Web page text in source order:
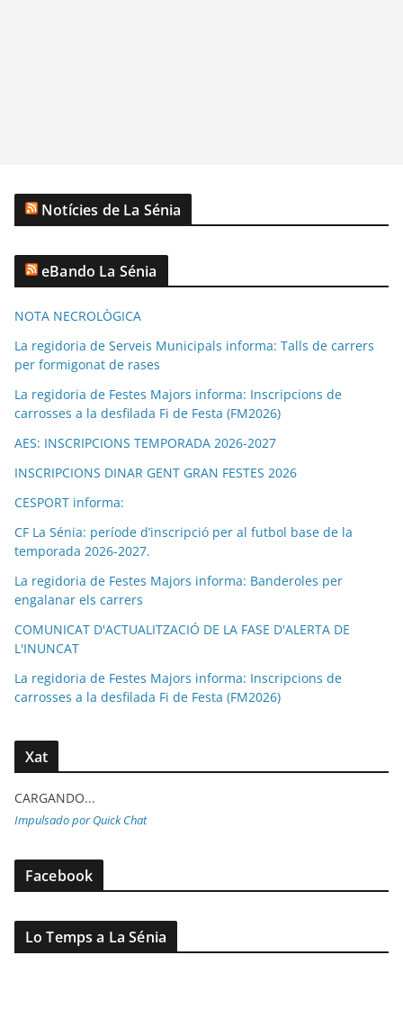
Notícies de La Sénia
eBando La Sénia
NOTA NECROLÒGICA
La regidoria de Serveis Municipals informa: Talls de carrers
per formigonat de rases
La regidoria de Festes Majors informa: Inscripcions de
carrosses a la desfilada Fi de Festa (FM2026)
AES: INSCRIPCIONS TEMPORADA 2026-2027
INSCRIPCIONS DINAR GENT GRAN FESTES 2026
CESPORT informa:
CF La Sénia: període d’inscripció per al futbol base de la
temporada 2026-2027.
La regidoria de Festes Majors informa: Banderoles per
engalanar els carrers
COMUNICAT D'ACTUALITZACIÓ DE LA FASE D'ALERTA DE
L'INUNCAT
La regidoria de Festes Majors informa: Inscripcions de
carrosses a la desfilada Fi de Festa (FM2026)
Xat
CARGANDO...
Impulsado por Quick Chat
Facebook
Lo Temps a La Sénia